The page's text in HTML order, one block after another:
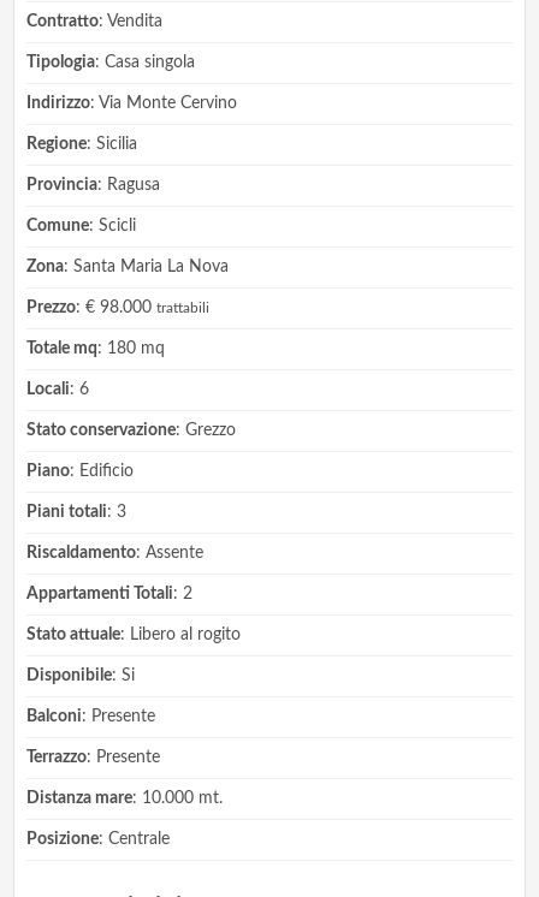
Contratto: Vendita
Tipologia: Casa singola
Indirizzo: Via Monte Cervino
Regione: Sicilia
Provincia: Ragusa
Comune: Scicli
Zona: Santa Maria La Nova
Prezzo: € 98.000trattabili
Totale mq: 180 mq
Locali: 6
Stato conservazione: Grezzo
Piano: Edificio
Piani totali: 3
Riscaldamento: Assente
Appartamenti Totali: 2
Stato attuale: Libero al rogito
Disponibile: Si
Balconi: Presente
Terrazzo: Presente
Distanza mare: 10.000 mt.
Posizione: Centrale